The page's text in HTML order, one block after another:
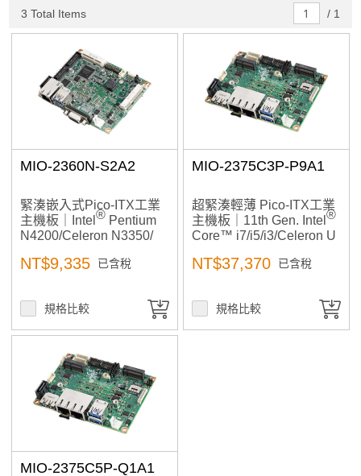
The Newest
Price: high–low
Price: low–high
A to Z
Z to A
Ethernet
2 x RJ-45
RJ45 on rear I/O
Max. Capacity
32 GB
8 GB
Technology
DDR3L 1866 MHz
LPDDR4 3733Mbit
LPDDR4 4267 Mbit
3 Total Items / 1
MIO-2360N-S2A2
緊湊嵌入式Pico-ITX工業
主機板｜Intel® Pentium
N4200/Celeron N3350/
擴充與低功耗設計
NT$9,335 已含稅
規格比較
MIO-2375C3P-P9A1
超緊湊輕薄 Pico-ITX工業
主機板｜11th Gen. Intel ®
Core™ i7/i5/i3/Celeron U
耗適合高效能嵌入式影像
NT$37,370 已含稅
規格比較
MIO-2375C5P-Q1A1
產品已加入購物車